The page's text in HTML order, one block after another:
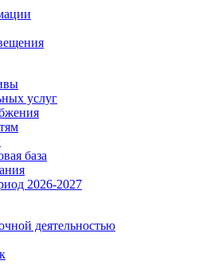
услуг
база
2026-2027
деятельностью